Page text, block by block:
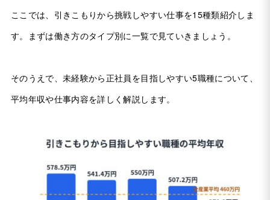
ここでは、引きこもりから挑戦しやすい仕事を15種類紹介しま
す。まずは働き方のタイプ別に一覧で見ていきましょう。
そのうえで、未経験から正社員を目指しやすい5職種について、
平均年収や仕事内容を詳しく解説します。